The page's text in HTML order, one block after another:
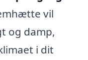
vil
og damp,
i dit